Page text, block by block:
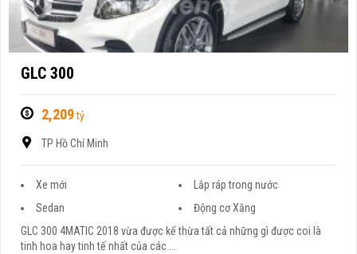
GLC 300
2,209tỷ
TP Hồ Chí Minh
Xe mới
Lắp ráp trong nước
Sedan
Động cơ Xăng
GLC 300 4MATIC 2018 vừa được kế thừa tất cả những gì được coi là
tinh hoa hay tinh tế nhất của các ...